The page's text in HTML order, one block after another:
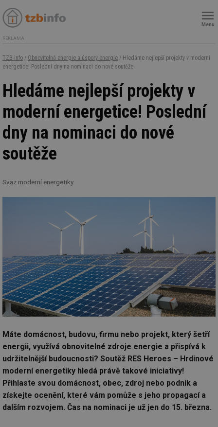
Menu
REKLAMA
TZB-info / Obnovitelná energie a úspory energie / Hledáme nejlepší projekty v moderní
energetice! Poslední dny na nominaci do nové soutěže
Hledáme nejlepší projekty v
moderní energetice! Poslední
dny na nominaci do nové
soutěže
Svaz moderní energetiky
Máte domácnost, budovu, firmu nebo projekt, který šetří
energii, využívá obnovitelné zdroje energie a přispívá k
udržitelnější budoucnosti? Soutěž RES Heroes – Hrdinové
moderní energetiky hledá právě takové iniciativy!
Přihlaste svou domácnost, obec, zdroj nebo podnik a
získejte ocenění, které vám pomůže s jeho propagací a
dalším rozvojem. Čas na nominaci je už jen do 15. března.